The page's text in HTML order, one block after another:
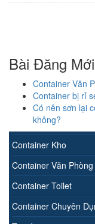
Bài Đăng
Container Văn
Container bị rỉ
Có nên sơn lại
không?
Container Kho
Container Văn Phòng
Container Toilet
Container Chuyên